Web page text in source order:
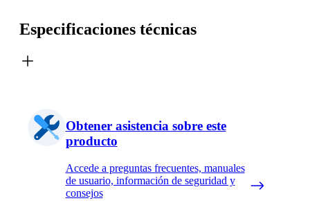
Especificaciones técnicas
Obtener asistencia sobre este
producto
Accede a preguntas frecuentes, manuales
de usuario, información de seguridad y
consejos